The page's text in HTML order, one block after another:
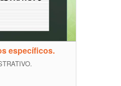
específicos.